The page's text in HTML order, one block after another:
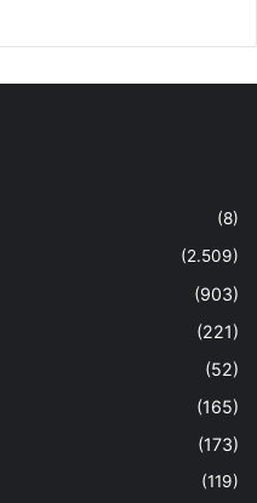
(8)
(2.509)
(903)
(221)
(52)
(165)
(173)
(119)